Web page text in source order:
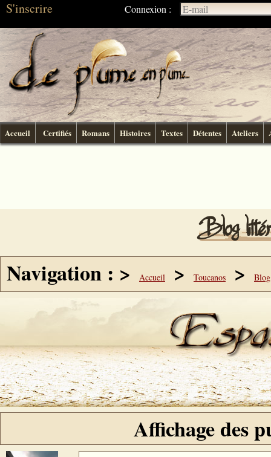
S'inscrire Connexion :
Accueil Certifiés Romans Histoires Textes Détentes Ateliers
Blog
Navigation : > Accueil > Toucanos > Blog
Affichage des